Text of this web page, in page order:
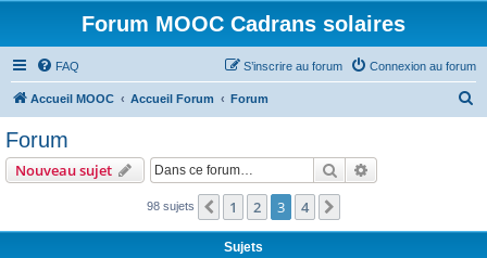
Forum MOOC Cadrans solaires
FAQ Connexion au forum
S’inscrire au forum
Accueil MOOC Accueil Forum Forum
Forum
Nouveau sujet Rechercher
98 sujets Précédente
1 2 3 4
Sujets